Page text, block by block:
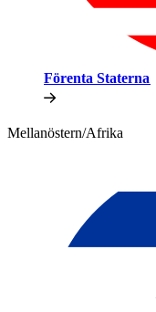
Förenta Staterna​​
Mellanöstern/Afrika​​